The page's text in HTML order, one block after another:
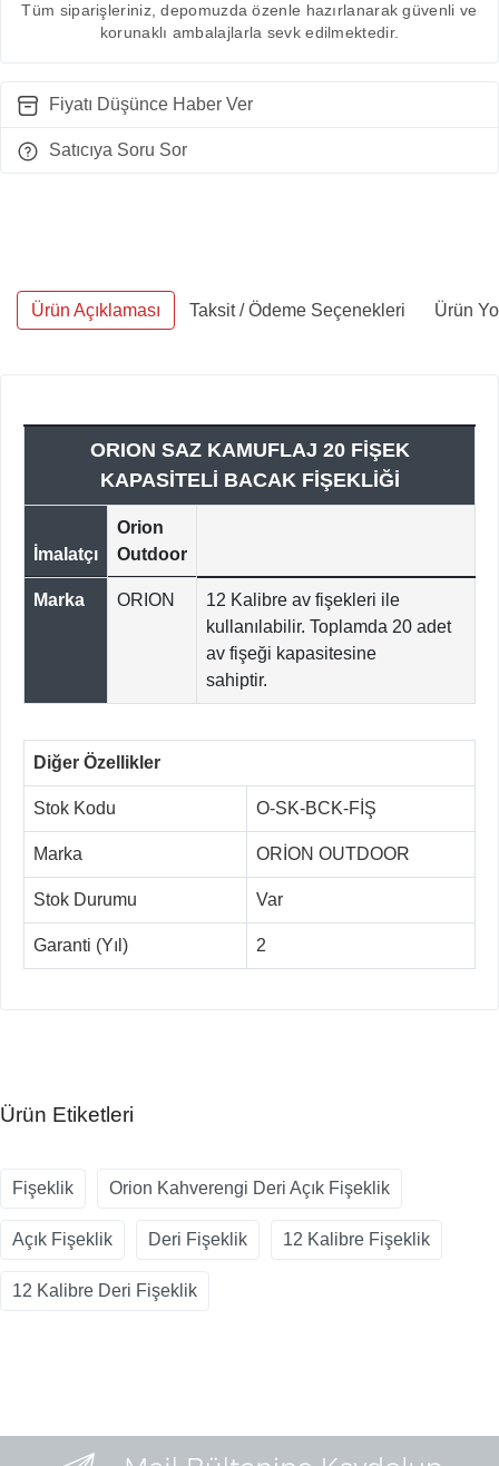
Tüm siparişleriniz, depomuzda özenle hazırlanarak güvenli ve
korunaklı ambalajlarla sevk edilmektedir.
Fiyatı Düşünce Haber Ver
Satıcıya Soru Sor
Ürün Açıklaması Taksit / Ödeme Seçenekleri Ürün
ORION SAZ KAMUFLAJ 20 FİŞEK
KAPASİTELİ BACAK FİŞEKLİĞİ
İmalatçı
Orion
Outdoor
Marka ORION
12 Kalibre av fişekleri ile
kullanılabilir. Toplamda 20 adet
av fişeği kapasitesine
sahiptir.
Diğer Özellikler
Stok Kodu O-SK-BCK-FİŞ
Marka ORİON OUTDOOR
Stok Durumu Var
Garanti (Yıl) 2
Ürün Etiketleri
Fişeklik Orion Kahverengi Deri Açık Fişeklik
Açık Fişeklik Deri Fişeklik 12 Kalibre Fişeklik
12 Kalibre Deri Fişeklik